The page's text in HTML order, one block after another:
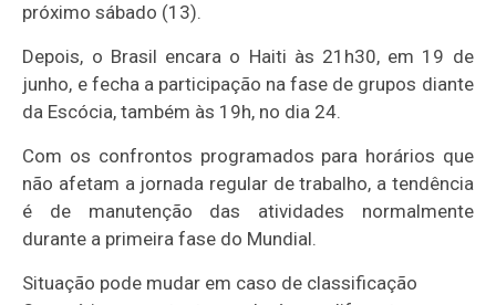
próximo sábado (13).
Depois, o Brasil encara o Haiti às 21h30, em 19 de
junho, e fecha a participação na fase de grupos diante
da Escócia, também às 19h, no dia 24.
Com os confrontos programados para horários que
não afetam a jornada regular de trabalho, a tendência
é de manutenção das atividades normalmente
durante a primeira fase do Mundial.
Situação pode mudar em caso de classificação